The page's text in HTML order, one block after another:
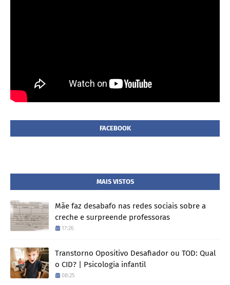
FACEBOOK
MAIS VISTOS
Mãe faz desabafo nas redes sociais sobre a
creche e surpreende professoras
17:26
Transtorno Opositivo Desafiador ou TOD: Qual
o CID? | Psicologia infantil
08:25